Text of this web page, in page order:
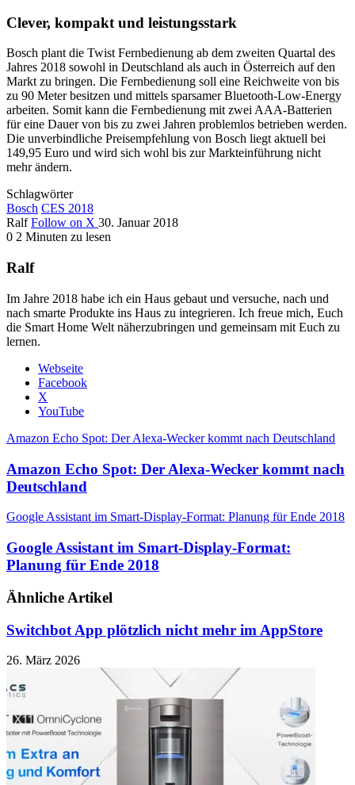
Clever, kompakt und leistungsstark
Bosch plant die Twist Fernbedienung ab dem zweiten Quartal des
Jahres 2018 sowohl in Deutschland als auch in Österreich auf den
Markt zu bringen. Die Fernbedienung soll eine Reichweite von bis
zu 90 Meter besitzen und mittels sparsamer Bluetooth-Low-Energy
arbeiten. Somit kann die Fernbedienung mit zwei AAA-Batterien
für eine Dauer von bis zu zwei Jahren problemlos betrieben werden.
Die unverbindliche Preisempfehlung von Bosch liegt aktuell bei
149,95 Euro und wird sich wohl bis zur Markteinführung nicht
mehr ändern.
Schlagwörter
Bosch CES 2018
Ralf Follow on X 30. Januar 2018
0 2 Minuten zu lesen
Ralf
Im Jahre 2018 habe ich ein Haus gebaut und versuche, nach und
nach smarte Produkte ins Haus zu integrieren. Ich freue mich, Euch
die Smart Home Welt näherzubringen und gemeinsam mit Euch zu
lernen.
Webseite
Facebook
X
YouTube
Amazon Echo Spot: Der Alexa-Wecker kommt nach Deutschland
Amazon Echo Spot: Der Alexa-Wecker kommt nach
Deutschland
Google Assistant im Smart-Display-Format: Planung für Ende 2018
Google Assistant im Smart-Display-Format:
Planung für Ende 2018
Ähnliche Artikel
Switchbot App plötzlich nicht mehr im AppStore
26. März 2026